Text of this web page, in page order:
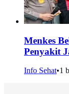
Menkes
Penyakit
Info Sehat•1